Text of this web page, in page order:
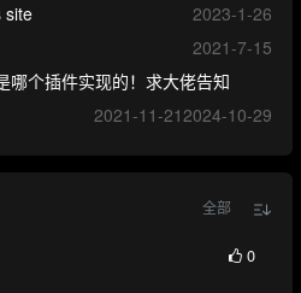
site
2023-1-26
2021-7-15
哪个插件实现的！求大佬告知
2024-10-29
2021-11-21
全部
0